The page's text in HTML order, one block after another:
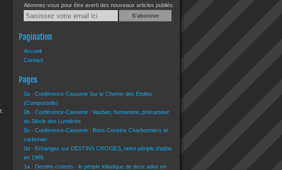
Abonnez-vous pour être averti des nouveaux articles publiés.
Email
Pagination
Accueil
Contact
Pages
0a - Conférence-Causerie Sur le Chemin des Étoiles
(Compostelle)
0b - Conférence-Causerie : Vauban, humaniste, précurseur
du Siècle des Lumières
0c - Conférence-Causerie : Bons Cousins Charbonniers et
carbonari
0d - Echanges sur DESTINS CROISES, notre périple d'ados
en 1965
1a - Destins croisés - le périple initiatique de deux ados en